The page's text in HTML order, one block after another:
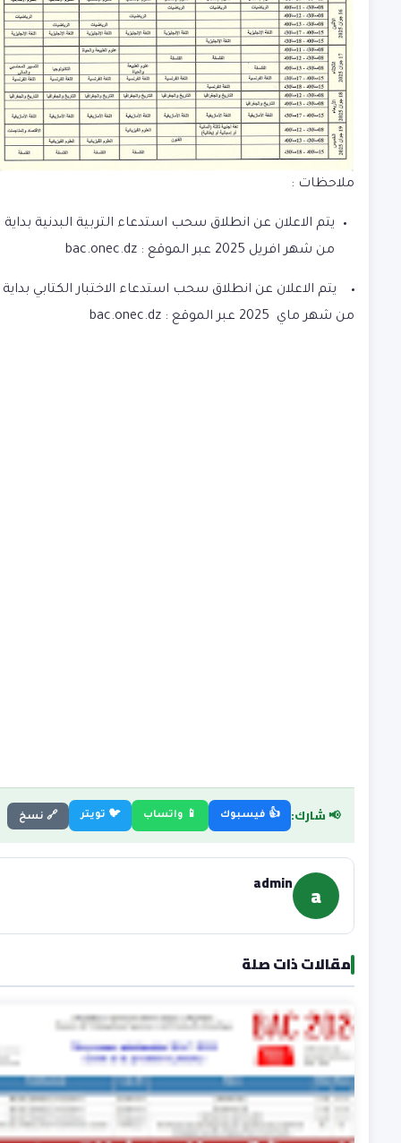
ملاحظات :
يتم الاعلان عن انطلاق سحب استدعاء التربية البدنية بداية
من شهر افريل 2025 عبر الموقع : bac.onec.dz
يتم الاعلان عن انطلاق سحب استدعاء الاختبار الكتابي بداية
من شهر ماي 2025 عبر الموقع :
bac.onec.dz
📢 شارك: 👍 فيسبوك 📱 واتساب 🐦 تويتر 🔗 نسخ
a
admin
مقالات ذات صلة